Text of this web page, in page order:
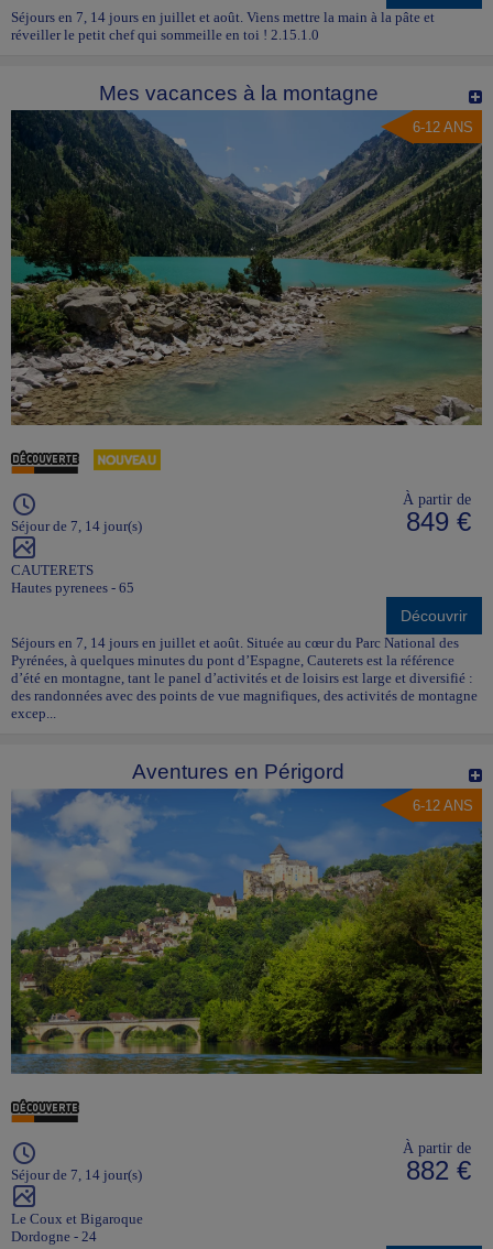
Séjours en 7, 14 jours en juillet et août. Viens mettre la main à la pâte et
réveiller le petit chef qui sommeille en toi ! 2.15.1.0
Mes vacances à la montagne
6-12 ANS
Séjour de 7, 14 jour(s)
CAUTERETS
Hautes pyrenees - 65
À partir de
849 €
Découvrir
Séjours en 7, 14 jours en juillet et août. Située au cœur du Parc National des
Pyrénées, à quelques minutes du pont d’Espagne, Cauterets est la référence
d’été en montagne, tant le panel d’activités et de loisirs est large et diversifié :
des randonnées avec des points de vue magnifiques, des activités de montagne
excep...
Aventures en Périgord
6-12 ANS
Séjour de 7, 14 jour(s)
Le Coux et Bigaroque
Dordogne - 24
À partir de
882 €